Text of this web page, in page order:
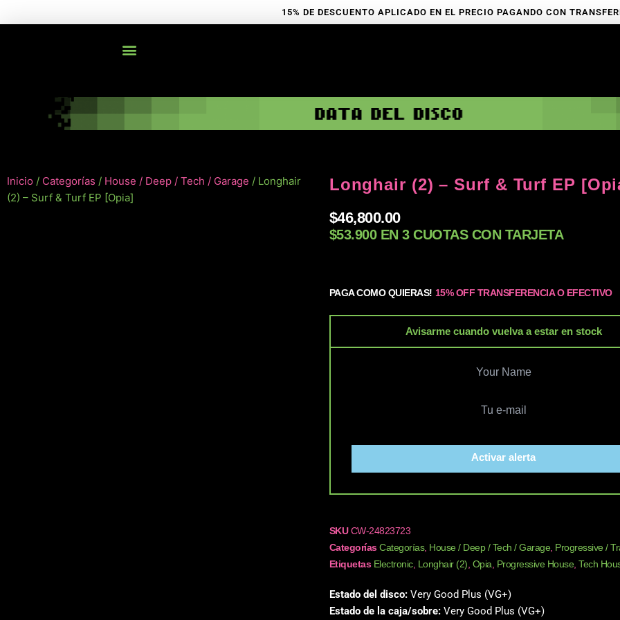
al
15% DE DESCUENTO APLICADO EN EL PRECIO PAGANDO CON
Inicio / Categorías / House / Deep / Tech / Garage / Longhair
(2) – Surf & Turf EP [Opia]
Longhair (2) – Surf & Turf EP
$46,800.00
$53.900 EN 3 CUOTAS CON TARJETA
PAGA COMO QUIERAS! 15% OFF TRANSFERENCIA O EFECTIVO
Avisarme cuando vuelva a estar en stock
Activar alerta
SKUCW-24823723
Categorías Categorías, House / Deep / Tech / Garage, Progressive /
Etiquetas Electronic, Longhair (2), Opia, Progressive House,Tech
Estado del disco:Very Good Plus (VG+)
Estado de la caja/sobre:Very Good Plus (VG+)